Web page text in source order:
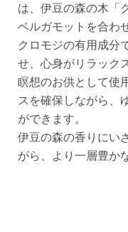
は、伊豆の森の木「
ベルガモットを合わ
クロモジの有用成分
せ、心身がリラック
瞑想のお供として使
スを確保しながら、
ができます。
伊豆の森の香りにい
がら、より一層豊か